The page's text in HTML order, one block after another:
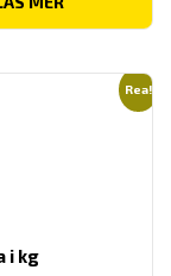
Rea!
i kg